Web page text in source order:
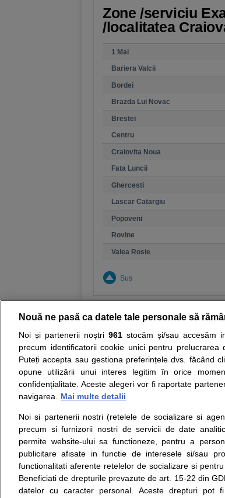
Zone /serviciu
/localitatea
1 Mai
Bariera Valcii
Bordei
Brazda Lui Novac
Brestei
Centru
Craiovita Noua
Fata Luncii
Ghercesti
Lascar Catargiu
Popoveni
Rovine
Valea Rosie
Sus
Resurse: Autoevaluare simptome
Opiniile avizate ale medicilor, sfaturile
nici diagnosticul stabilit in urma
ii punem la dispozitie pentru
Despre noi
Despre noi
Contact
Intrebari frecvente
Consultanti
medicali
Legal
Termeni si
Politica de
Politica de
Modifica
Nouă ne pasă ca datele tale personale să
Noi și partenerii noștri 961stocăm și/sau accesăm
precum identificatorii cookie unici pentru prelucrarea
Puteți accepta sau gestiona preferințele dvs. făcând
opune utilizării unui interes legitim în orice
confidențialitate. Aceste alegeri vor fi raportate
navigarea.
Mai multe detalii
Noi si partenerii nostri (retelele de socializare si
precum si furnizorii nostri de servicii de date
permite website-ului sa functioneze, pentru a
publicitare afisate in functie de interesele si/sau
functionalitati aferente retelelor de socializare si
Beneficiati de drepturile prevazute de art. 15-22 din
datelor cu caracter personal. Aceste drepturi pot